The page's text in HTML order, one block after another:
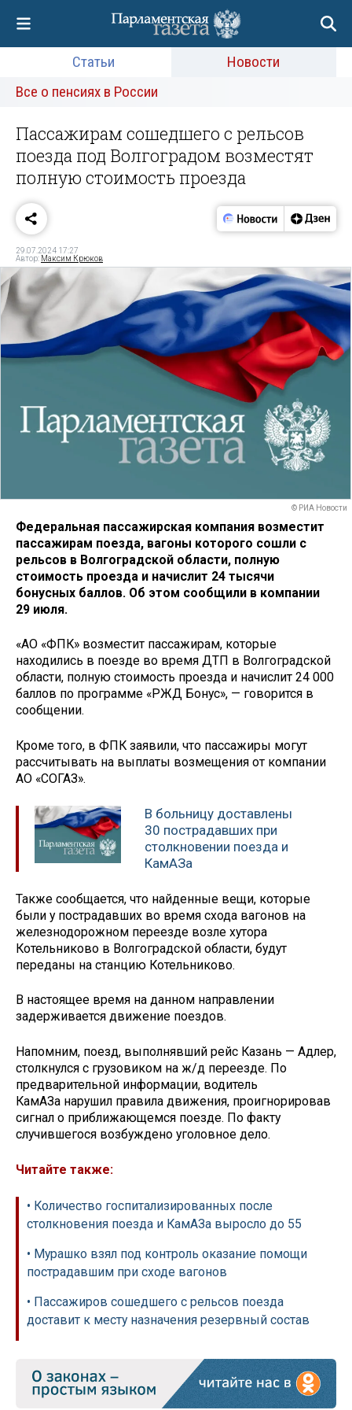
Статьи
Новости
Все о пенсиях в России
Пассажирам сошедшего с рельсов
поезда под Волгоградом возместят
полную стоимость проезда
29.07.2024 17:27
Автор: Максим Крюков
© РИА Новости
Федеральная пассажирская компания возместит
пассажирам поезда, вагоны которого сошли с
рельсов в Волгоградской области, полную
стоимость проезда и начислит 24 тысячи
бонусных баллов. Об этом сообщили в компании
29 июля.
«АО «ФПК» возместит пассажирам, которые
находились в поезде во время ДТП в Волгоградской
области, полную стоимость проезда и начислит 24 000
баллов по программе «РЖД Бонус», — говорится в
сообщении.
Кроме того, в ФПК заявили, что пассажиры могут
рассчитывать на выплаты возмещения от компании
АО «СОГАЗ».
В больницу доставлены
30 пострадавших при
столкновении поезда и
КамАЗа
Также сообщается, что найденные вещи, которые
были у пострадавших во время схода вагонов на
железнодорожном переезде возле хутора
Котельниково в Волгоградской области, будут
переданы на станцию Котельниково.
В настоящее время на данном направлении
задерживается движение поездов.
Напомним, поезд, выполнявший рейс Казань — Адлер,
столкнулся с грузовиком на ж/д переезде. По
предварительной информации, водитель
КамАЗа нарушил правила движения, проигнорировав
сигнал о приближающемся поезде. По факту
случившегося возбуждено уголовное дело.
Читайте также:
• Количество госпитализированных после
столкновения поезда и КамАЗа выросло до 55
• Мурашко взял под контроль оказание помощи
пострадавшим при сходе вагонов
• Пассажиров сошедшего с рельсов поезда
доставит к месту назначения резервный состав